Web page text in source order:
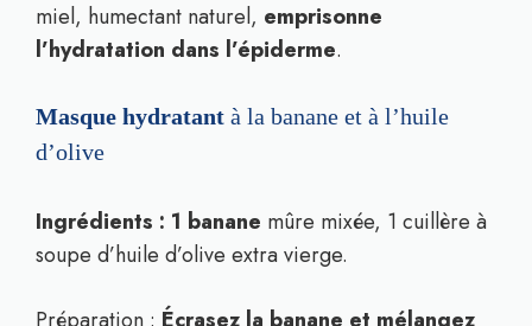
miel, humectant naturel, emprisonne
l’hydratation dans l’épiderme.
Masque hydratant à la banane et à l’huile
d’olive
Ingrédients : 1 banane mûre mixée, 1 cuillère à
soupe d’huile d’olive extra vierge.